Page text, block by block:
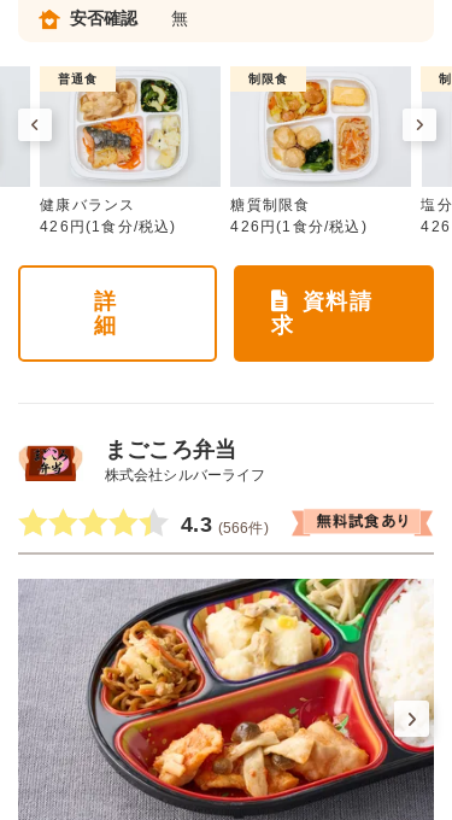
安否確認 無
普通食
健康バランス
426円(1食分/税込)
制限食
糖質制限食
426円(1食分/税込)
塩
詳
細
資料請
求
まごころ弁当
株式会社シルバーライフ
4.3 (566件)